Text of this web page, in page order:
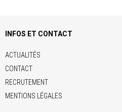
INFOS ET CONTACT
ACTUALITÉS
CONTACT
RECRUTEMENT
MENTIONS LÉGALES